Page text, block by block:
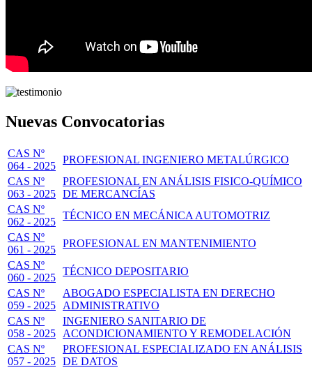
Nuevas Convocatorias
CAS Nº
064 - 2025
PROFESIONAL INGENIERO METALÚRGICO
CAS Nº
063 - 2025
PROFESIONAL EN ANÁLISIS FISICO-QUÍMICO
DE MERCANCÍAS
CAS Nº
062 - 2025
TÉCNICO EN MECÁNICA AUTOMOTRIZ
CAS Nº
061 - 2025
PROFESIONAL EN MANTENIMIENTO
CAS Nº
060 - 2025
TÉCNICO DEPOSITARIO
CAS Nº
059 - 2025
ABOGADO ESPECIALISTA EN DERECHO
ADMINISTRATIVO
CAS Nº
058 - 2025
INGENIERO SANITARIO DE
ACONDICIONAMIENTO Y REMODELACIÓN
CAS Nº
057 - 2025
PROFESIONAL ESPECIALIZADO EN ANÁLISIS
DE DATOS